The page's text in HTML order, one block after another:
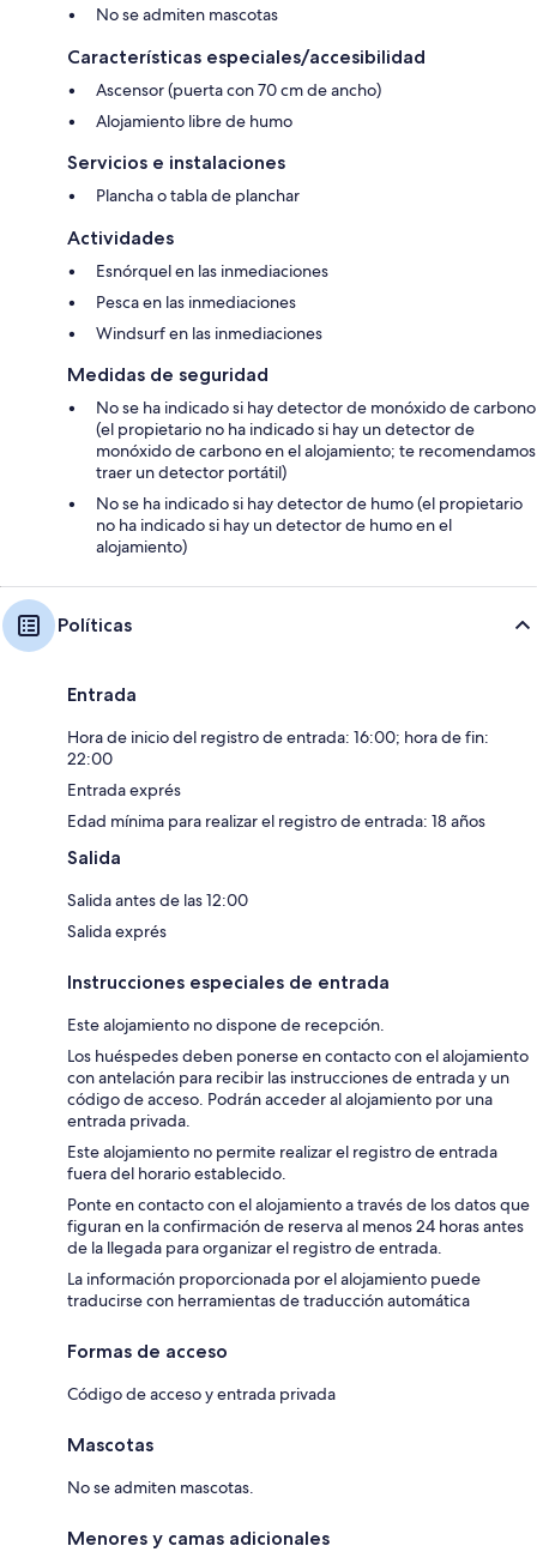
No se admiten mascotas
Características especiales/accesibilidad
Ascensor (puerta con 70 cm de ancho)
Alojamiento libre de humo
Servicios e instalaciones
Plancha o tabla de planchar
Actividades
Esnórquel en las inmediaciones
Pesca en las inmediaciones
Windsurf en las inmediaciones
Medidas de seguridad
No se ha indicado si hay detector de monóxido de carbono
(el propietario no ha indicado si hay un detector de
monóxido de carbono en el alojamiento; te recomendamos
traer un detector portátil)
No se ha indicado si hay detector de humo (el propietario
no ha indicado si hay un detector de humo en el
alojamiento)
Políticas
Entrada
Hora de inicio del registro de entrada: 16:00; hora de fin:
22:00
Entrada exprés
Edad mínima para realizar el registro de entrada: 18 años
Salida
Salida antes de las 12:00
Salida exprés
Instrucciones especiales de entrada
Este alojamiento no dispone de recepción.
Los huéspedes deben ponerse en contacto con el alojamiento
con antelación para recibir las instrucciones de entrada y un
código de acceso. Podrán acceder al alojamiento por una
entrada privada.
Este alojamiento no permite realizar el registro de entrada
fuera del horario establecido.
Ponte en contacto con el alojamiento a través de los datos que
figuran en la confirmación de reserva al menos 24 horas antes
de la llegada para organizar el registro de entrada.
La información proporcionada por el alojamiento puede
traducirse con herramientas de traducción automática
Formas de acceso
Código de acceso y entrada privada
Mascotas
No se admiten mascotas.
Menores y camas adicionales